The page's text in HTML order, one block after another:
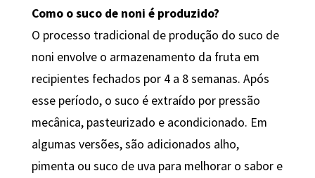
Como o suco de noni é produzido?
O processo tradicional de produção do suco de
noni envolve o armazenamento da fruta em
recipientes fechados por 4 a 8 semanas. Após
esse período, o suco é extraído por pressão
mecânica, pasteurizado e acondicionado. Em
algumas versões, são adicionados alho,
pimenta ou suco de uva para melhorar o sabor e